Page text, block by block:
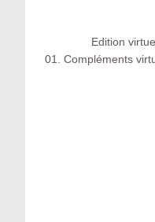
Edition
01. Compléments